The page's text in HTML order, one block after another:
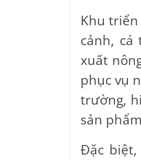
Khu triển
cảnh, cá
xuất
phục vụ
trường,
sản
Đặc biệt,